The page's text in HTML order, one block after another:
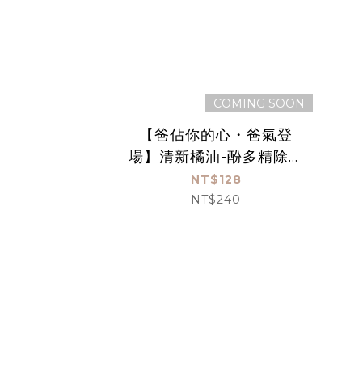
COMING SOON
【爸佔你的心・爸氣登
場】清新橘油-酚多精除臭
抗菌液 1000 mL(贈空瓶)
NT$128
NT$240